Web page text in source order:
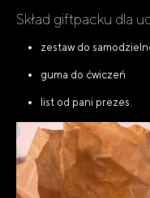
Skład giftpacku dla
zestaw do
guma do ćwiczeń
list od pani prezes.